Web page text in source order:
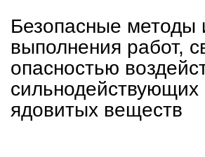
Безопасные методы
выполнения работ,
опасностью
сильнодействующих
ядовитых веществ